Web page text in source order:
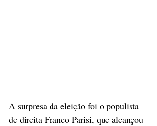
A surpresa da eleição foi o populista
de direita Franco Parisi, que alcançou